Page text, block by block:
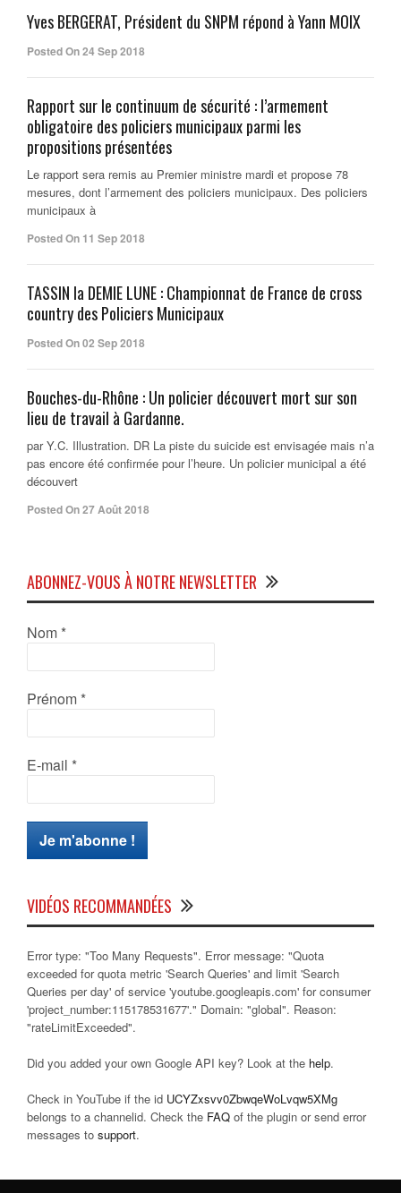
Yves BERGERAT, Président du SNPM répond à Yann MOIX
Posted On 24 Sep 2018
Rapport sur le continuum de sécurité : l’armement
obligatoire des policiers municipaux parmi les
propositions présentées
Le rapport sera remis au Premier ministre mardi et propose 78
mesures, dont l’armement des policiers municipaux. Des policiers
municipaux à
Posted On 11 Sep 2018
TASSIN la DEMIE LUNE : Championnat de France de cross
country des Policiers Municipaux
Posted On 02 Sep 2018
Bouches-du-Rhône : Un policier découvert mort sur son
lieu de travail à Gardanne.
par Y.C. Illustration. DR La piste du suicide est envisagée mais n’a
pas encore été confirmée pour l’heure. Un policier municipal a été
découvert
Posted On 27 Août 2018
ABONNEZ-VOUS À NOTRE NEWSLETTER
Nom *
Prénom *
E-mail *
VIDÉOS RECOMMANDÉES
Error type: "Too Many Requests". Error message: "Quota
exceeded for quota metric 'Search Queries' and limit 'Search
Queries per day' of service 'youtube.googleapis.com' for consumer
'project_number:115178531677'." Domain: "global". Reason:
"rateLimitExceeded".
Did you added your own Google API key? Look at the help.
Check in YouTube if the id UCYZxsvv0ZbwqeWoLvqw5XMg
belongs to a channelid. Check the FAQ of the plugin or send error
messages to support.